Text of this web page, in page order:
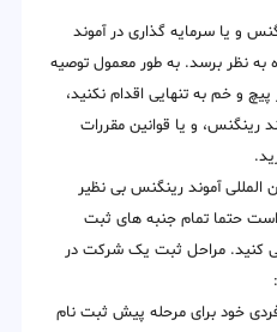
و یا سرمایه گذاری در آموند
به نظر برسد. به طور معمول توصیه
و خم به تنهایی اقدام نکنید،
رینگنس، و یا قوانین مقررات
آموند رینگنس بی نظیر
است حتما تمام جنبه های ثبت
کنید. مراحل ثبت یک شرکت در
خود برای مرحله پیش ثبت نام